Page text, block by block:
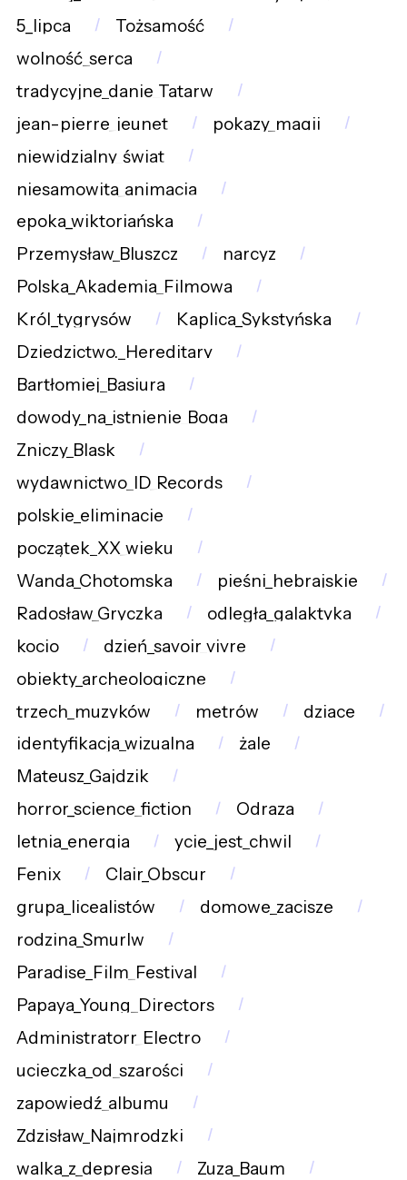
5_lipca
Tożsamość
wolność_serca
tradycyjne_danie_Tatarw
jean-pierre_jeunet
pokazy_magii
niewidzialny_świat
niesamowita_animacja
epoka_wiktoriańska
Przemysław_Bluszcz
narcyz
Polska_Akademia_Filmowa
Król_tygrysów
Kaplica_Sykstyńska
Dziedzictwo._Hereditary
Bartłomiej_Basiura
dowody_na_istnienie_Boga
Zniczy_Blask
wydawnictwo_ID_Records
polskie_eliminacje
początek_XX_wieku
Wanda_Chotomska
pieśni_hebrajskie
Radosław_Gryczka
odległa_galaktyka
kocio
dzień_savoir_vivre
obiekty_archeologiczne
trzech_muzyków
metrów
dziace
identyfikacja_wizualna
żale
Mateusz_Gajdzik
horror_science_fiction
Odraza
letnia_energia
ycie_jest_chwil
Fenix
Clair_Obscur
grupa_licealistów
domowe_zacisze
rodzina_Smurlw
Paradise_Film_Festival
Papaya_Young_Directors
Administratorr_Electro
ucieczka_od_szarości
zapowiedź_albumu
Zdzisław_Najmrodzki
walka_z_depresją
Zuza_Baum